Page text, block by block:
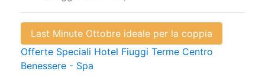
Last Minute Ottobre ideale per la coppia
Offerte Speciali Hotel Fiuggi Terme Centro
Benessere - Spa
Trattamento: B&B con centro benessere